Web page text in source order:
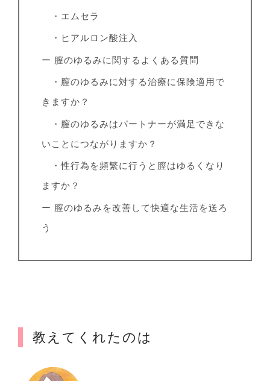
・エムセラ
・ヒアルロン酸注入
ー 膣のゆるみに関するよくある質問
・膣のゆるみに対する治療に保険適用で
きますか？
・膣のゆるみはパートナーが満足できな
いことにつながりますか？
・性行為を頻繁に行うと膣はゆるくなり
ますか？
ー 膣のゆるみを改善して快適な生活を送ろ
う
教えてくれたのは